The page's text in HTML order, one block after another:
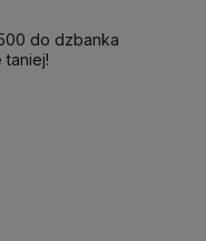
do dzbanka
taniej!